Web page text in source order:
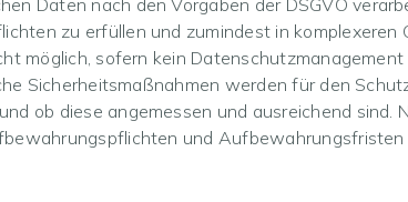
Daten nach den Vorgaben der DSGVO
zu erfüllen und zumindest in komplexeren
möglich, sofern kein
Sicherheitsmaßnahmen werden für den
ob diese angemessen und ausreichend sind.
und